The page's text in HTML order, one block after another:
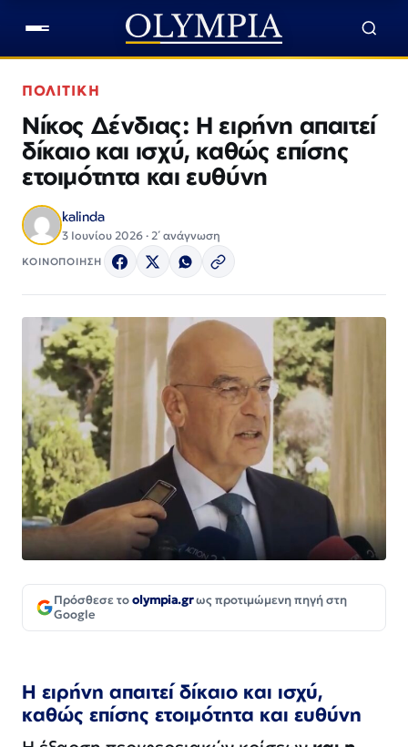
ΠΟΛΙΤΙΚΗ
Νίκος Δένδιας: Η ειρήνη απαιτεί
δίκαιο και ισχύ, καθώς επίσης
ετοιμότητα και ευθύνη
kalinda
3 Ιουνίου 2026 · 2΄ ανάγνωση
ΚΟΙΝΟΠΟΙΗΣΗ
Πρόσθεσε τοolympia.grως προτιμώμενη πηγή στη
Google
Η ειρήνη απαιτεί δίκαιο και ισχύ,
καθώς επίσης ετοιμότητα και ευθύνη